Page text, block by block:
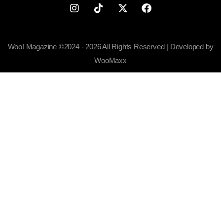
Woo! Magazine ©2024 - 2026 All Rights Reserved | Developed by
WooMaxx